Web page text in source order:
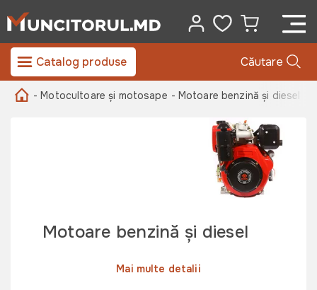
Catalog produse Căutare
- Motocultoare și motosape - Motoare benzină și diesel
Motoare benzină și diesel
Mai multe detalii